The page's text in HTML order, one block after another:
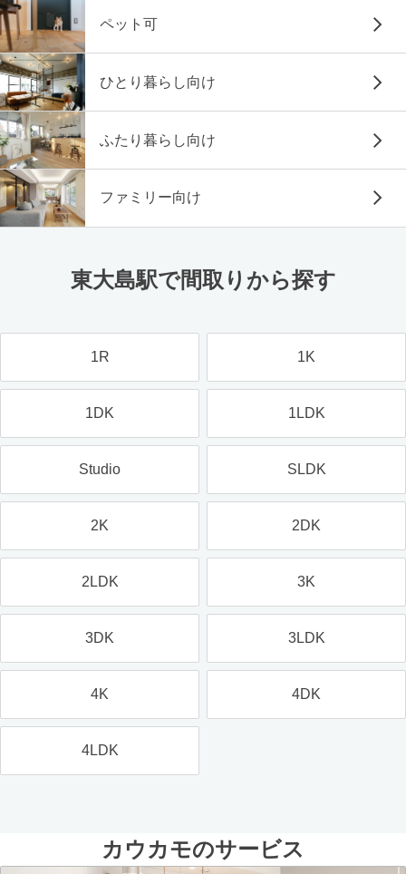
ペット可
ひとり暮らし向け
ふたり暮らし向け
ファミリー向け
東大島駅で間取りから探す
1R 1K
1DK 1LDK
Studio SLDK
2K 2DK
2LDK 3K
3DK 3LDK
4K 4DK
4LDK
カウカモのサービス